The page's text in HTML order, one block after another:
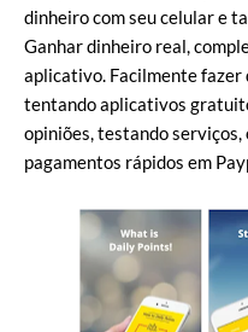
dinheiro com seu celular e
Ganhar dinheiro real,
aplicativo. Facilmente
tentando aplicativos
opiniões, testando serviços,
pagamentos rápidos em